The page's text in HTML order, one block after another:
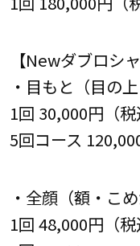
【Newダブロシ
・目もと（目の上
1回 30,000円（税
5回コース
・全顔（額・こ
1回 48,000円（税